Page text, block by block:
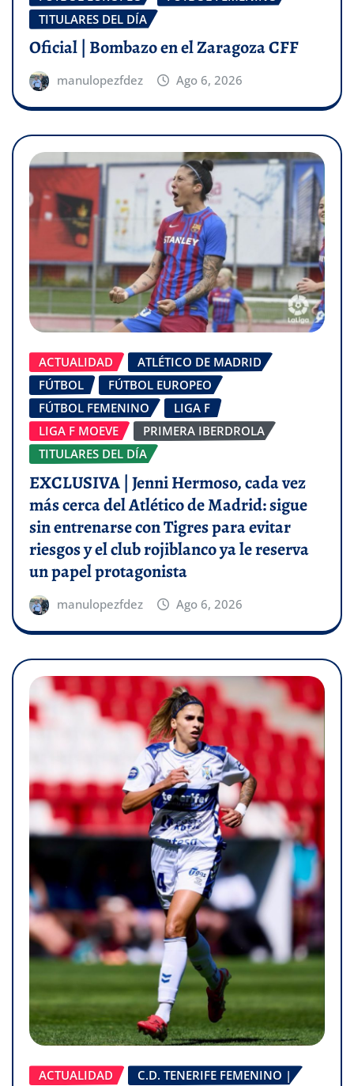
TITULARES DEL DÍA
Oficial | Bombazo en el Zaragoza CFF
manulopezfdez Ago 6, 2026
ACTUALIDAD
ATLÉTICO DE MADRID
FÚTBOL
FÚTBOL EUROPEO
FÚTBOL FEMENINO
LIGA F
LIGA F MOEVE
PRIMERA IBERDROLA
TITULARES DEL DÍA
EXCLUSIVA | Jenni Hermoso, cada vez
más cerca del Atlético de Madrid: sigue
sin entrenarse con Tigres para evitar
riesgos y el club rojiblanco ya le reserva
un papel protagonista
manulopezfdez Ago 6, 2026
ACTUALIDAD
C.D. TENERIFE FEMENINO |